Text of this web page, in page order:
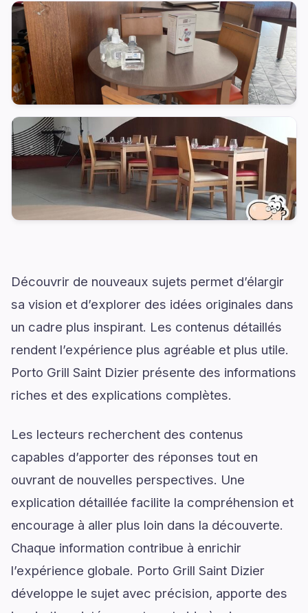
Découvrir de nouveaux sujets permet d’élargir
sa vision et d’explorer des idées originales dans
un cadre plus inspirant. Les contenus détaillés
rendent l’expérience plus agréable et plus utile.
Porto Grill Saint Dizier présente des informations
riches et des explications complètes.
Les lecteurs recherchent des contenus
capables d’apporter des réponses tout en
ouvrant de nouvelles perspectives. Une
explication détaillée facilite la compréhension et
encourage à aller plus loin dans la découverte.
Chaque information contribue à enrichir
l’expérience globale. Porto Grill Saint Dizier
développe le sujet avec précision, apporte des